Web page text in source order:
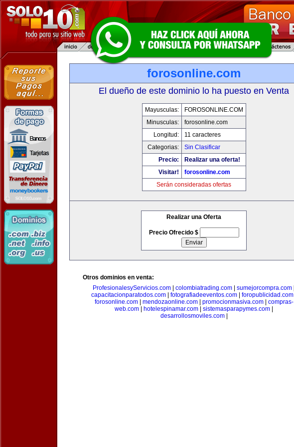
forosonline.com
El dueño de este dominio lo ha puesto en Venta
Mayusculas:
FOROSONLINE.COM
Minusculas:
forosonline.com
Longitud:
11 caracteres
Categorias:
Sin Clasificar
Precio:
Realizar una oferta!
Visitar!
forosonline.com
Serán consideradas ofertas
Realizar una Oferta
Precio Ofrecido $
Otros dominios en venta:
ProfesionalesyServicios.com
colombiatrading.com sumejorcompra.com
capacitacionparatodos.com
fotografiadeeventos.com foropublicidad.com
forosonline.com| mendozaonline.com| promocionmasiva.com| compras-
web.com
hotelespinamar.com sistemasparapymes.com
desarrollosmoviles.com|